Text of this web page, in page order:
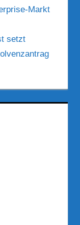
Markt
setzt